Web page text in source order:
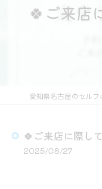
🍀ご来店
🍀ご来店に際し
2025/08/27